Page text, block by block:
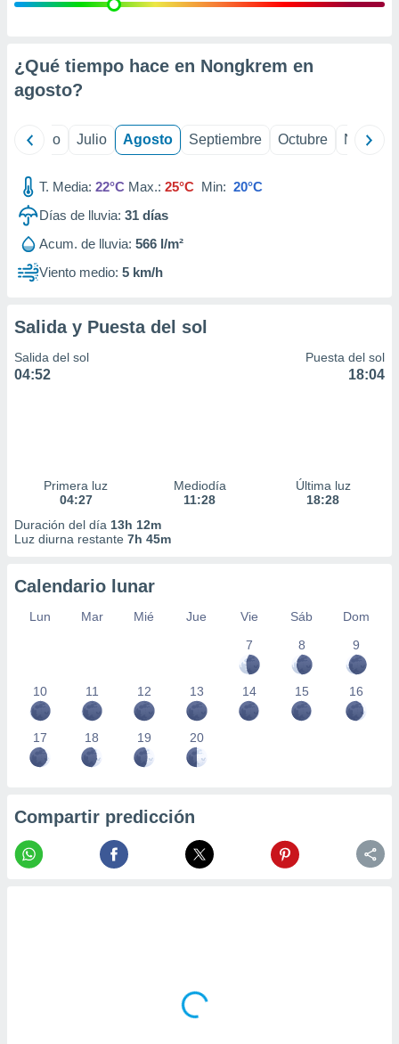
e
mediante
de
1199
¿Qué tiempo hace en Nongkrem en
agosto?
Junio Julio Agosto Septiembre Octubre
T. Media: 22°C Max.: 25°C Min: 20°C
Días de lluvia: 31 días
Acum. de lluvia: 566 l/m²
Viento medio: 5 km/h
Salida y Puesta del sol
Salida del sol
04:52
Puesta del sol
18:04
Primera luz
04:27
Mediodía
11:28
Última luz
18:28
Duración del día 13h 12m
Luz diurna restante 7h 45m
Calendario lunar
Lun Mar Mié Jue Vie Sáb
Dom
7
8 9
10 11 12 13 14 15 16
17 18 19 20
Compartir predicción